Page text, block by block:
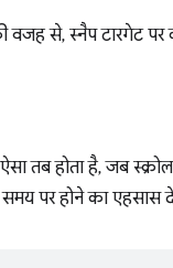
वजह से, स्नैप टारगेट पर
तब होता है, जब
पर होने का एहसास